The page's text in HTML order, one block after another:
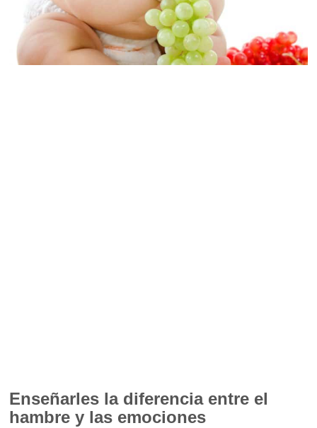
Enseñarles la diferencia entre el
hambre y las emociones